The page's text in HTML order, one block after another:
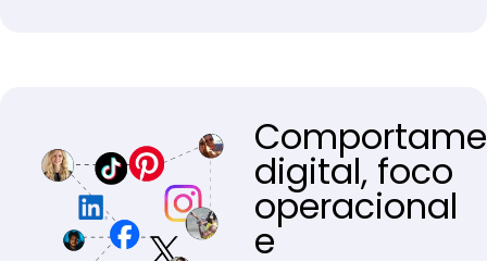
digital, foco
operacional
e